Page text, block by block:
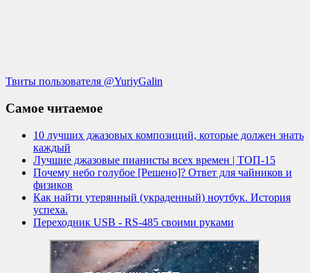
Твиты пользователя @YuriyGalin
Самое читаемое
10 лучших джазовых композиций, которые должен знать
каждый
Лучшие джазовые пианисты всех времен | ТОП-15
Почему небо голубое [Решено]? Ответ для чайников и
физиков
Как найти утерянный (украденный) ноутбук. История
успеха.
Переходник USB - RS-485 своими руками